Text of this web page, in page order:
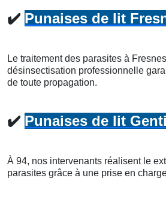
✔️ Punaises de lit
Le traitement des parasites à
désinsectisation professionnelle
de toute propagation.
✔️ Punaises de lit
À 94, nos intervenants réalisent le
parasites grâce à une prise en